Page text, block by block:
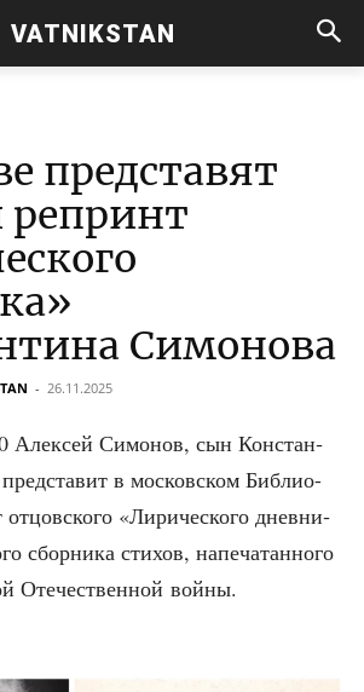
VATNIKSTAN
представят
Симонова
- 26.11.2025
Алек­сей Симо­нов, сын Кон­стан­
в мос­ков­ском Биб­лио-
отцов­ско­го «Лири­че­ско­го днев­ни­
сбор­ни­ка сти­хов, напе­ча­тан­но­го
Оте­че­ствен­ной войны.